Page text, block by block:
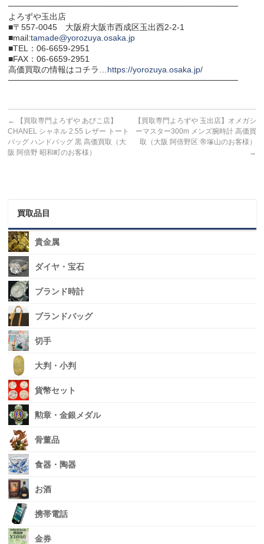
───────────────────────────────────────
よろずや玉出店
■〒557-0045 大阪府大阪市西成区玉出西2-2-1
■mail:tamade@yorozuya.osaka.jp
■TEL：06-6659-2951
■FAX：06-6659-2951
高価買取の情報はコチラ… https://yorozuya.osaka.jp/
───────────────────────────────────────
←
【買取専門よろずや あびこ店】
CHANEL シャネル 2.55 レザー トート
バッグ ハンドバッグ 黒 高価買取（大
阪 阿倍野 昭和町のお客様）
【買取専門よろずや 玉出店】オメガシ
ーマスター300m メンズ腕時計 高価買
取（大阪 阿倍野区 帝塚山のお客様）
→
買取品目
貴金属
ダイヤ・宝石
ブランド時計
ブランドバッグ
切手
大判・小判
貨幣セット
勲章・金銀メダル
骨董品
食器・陶器
お酒
携帯電話
金券